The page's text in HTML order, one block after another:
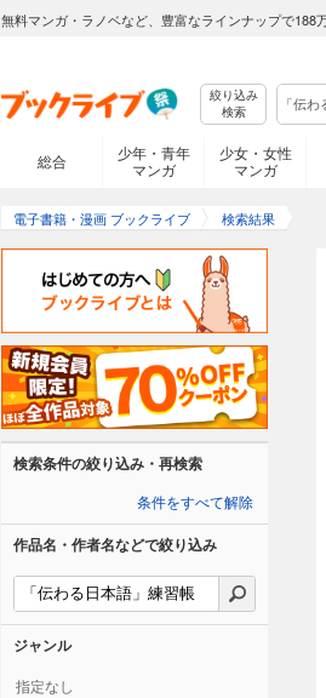
無料マンガ・ラノベなど、豊富なラインナップで188
絞り込み
検索
総合
少年・青年
マンガ
少女・女性
マンガ
電子書籍・漫画 ブックライブ 検索結果
検索条件の絞り込み・再検索
条件をすべて解除
作品名・作者名などで絞り込み
ジャンル
指定なし